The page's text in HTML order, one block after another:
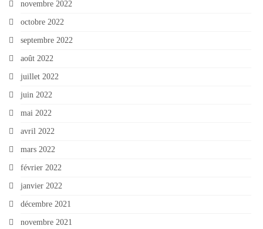
novembre 2022
octobre 2022
septembre 2022
août 2022
juillet 2022
juin 2022
mai 2022
avril 2022
mars 2022
février 2022
janvier 2022
décembre 2021
novembre 2021